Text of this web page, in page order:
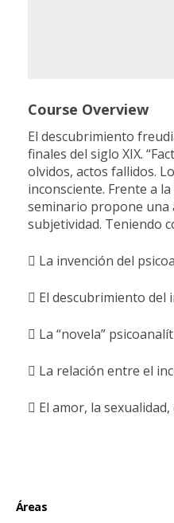
Course Overview
El descubrimiento
finales del siglo XIX.
olvidos, actos fallidos.
inconsciente. Frente a
seminario propone una
subjetividad. Teniendo
 La invención del
 El descubrimiento del
 La “novela”
 La relación entre el
 El amor, la
Áreas